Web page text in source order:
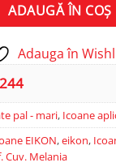
ADAUGĂ ÎN COȘ
Adauga în
pal - mari, Icoane
EIKON,eikon,
Cuv. Melania